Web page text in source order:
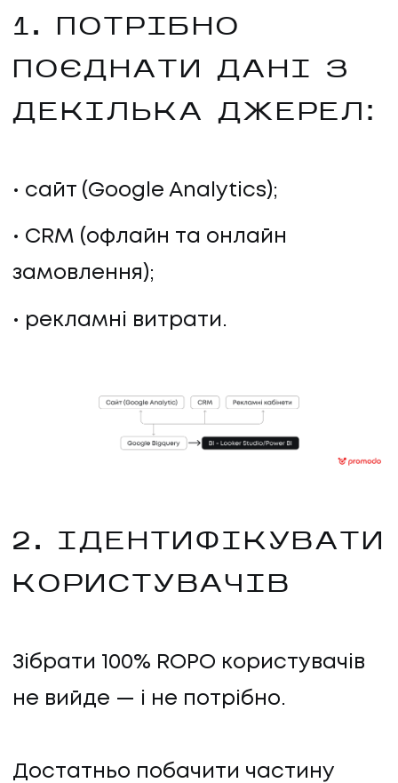
1. ПОТРІБНО
ПОЄДНАТИ ДАНІ З
ДЕКІЛЬКА ДЖЕРЕЛ:
сайт (Google Analytics);
CRM (офлайн та онлайн
замовлення);
рекламні витрати.
2. ІДЕНТИФІКУВАТИ
КОРИСТУВАЧІВ
Зібрати 100% ROPO користувачiв
не вийде — і не потрібно.
Достатньо побачити частину